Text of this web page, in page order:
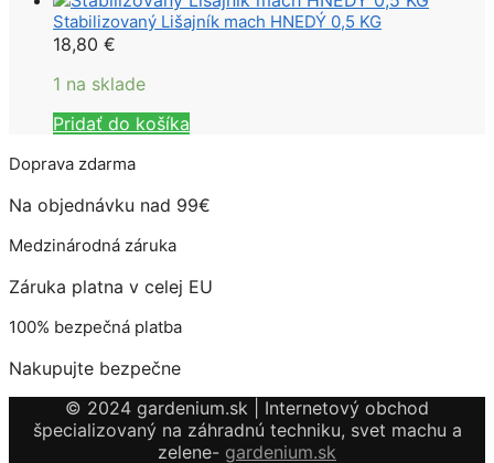
Stabilizovaný Lišajník mach HNEDÝ 0,5 KG
18,80 €
1 na sklade
Pridať do košíka
Doprava zdarma
Na objednávku nad 99€
Medzinárodná záruka
Záruka platna v celej EU
100% bezpečná platba
Nakupujte bezpečne
© 2024 gardenium.sk | Internetový obchod
špecializovaný na záhradnú techniku, svet machu a
zelene- gardenium.sk